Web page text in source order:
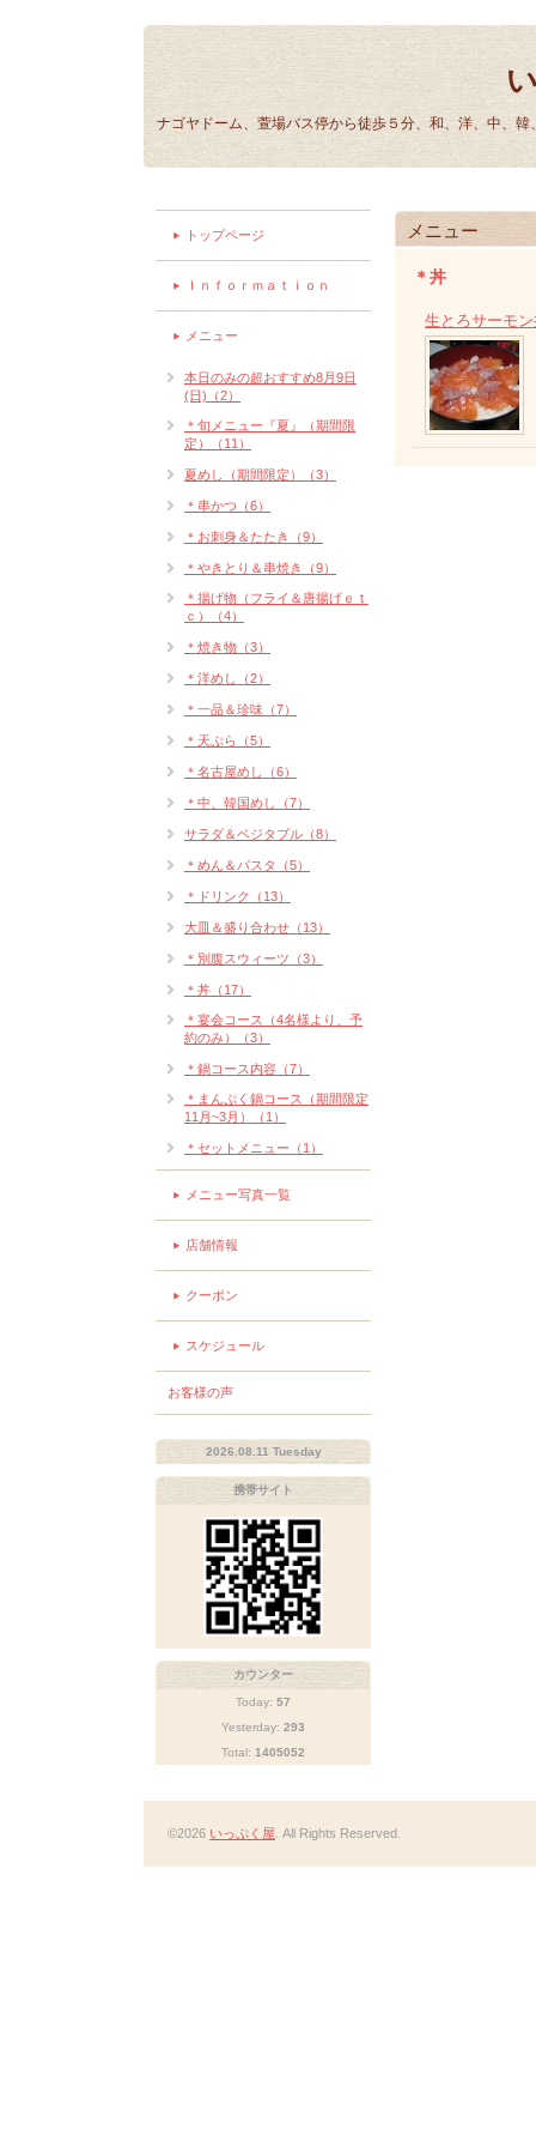
ナゴヤドーム、萱場バス停から徒歩５分、和、洋、中、
メニュー
＊丼
生とろサーモ
トップページ
Ｉｎｆｏｒｍａｔｉｏｎ
メニュー
本日のみの超おすすめ8月9日
(日)（2）
＊旬メニュー『夏』（期間限
定）（11）
夏めし（期間限定）（3）
＊串かつ（6）
＊お刺身＆たたき（9）
＊やきとり＆串焼き（9）
＊揚げ物（フライ＆唐揚げｅｔ
ｃ）（4）
＊焼き物（3）
＊洋めし（2）
＊一品＆珍味（7）
＊天ぷら（5）
＊名古屋めし（6）
＊中、韓国めし（7）
サラダ＆ベジタブル（8）
＊めん＆パスタ（5）
＊ドリンク（13）
大皿＆盛り合わせ（13）
＊別腹スウィーツ（3）
＊丼（17）
＊宴会コース（4名様より、予
約のみ）（3）
＊鍋コース内容（7）
＊まんぷく鍋コース（期間限定
11月~3月）（1）
＊セットメニュー（1）
メニュー写真一覧
店舗情報
クーポン
スケジュール
お客様の声
2026.08.11 Tuesday
携帯サイト
カウンター
Today: 57
Yesterday: 293
Total: 1405052
©2026 いっぷく屋 . All Rights Reserved.